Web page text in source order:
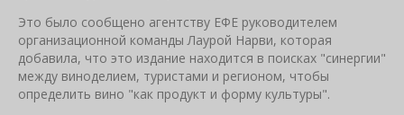
Это было сообщено агентству ЕФЕ руководителем
организационной команды Лаурой Нарви, которая
добавила, что это издание находится в поисках "синергии"
между виноделием, туристами и регионом, чтобы
определить вино "как продукт и форму культуры".